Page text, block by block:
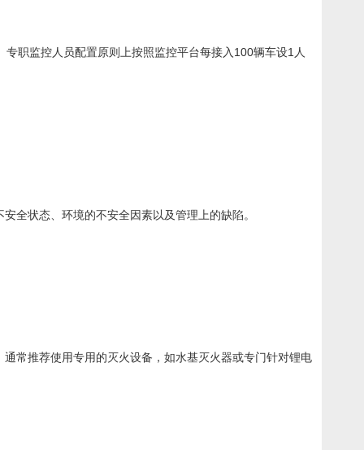
职监控人员配置原则上按照监控平台每接入100辆车设1人
全状态、环境的不安全因素以及管理上的缺陷。
常推荐使用专用的灭火设备，如水基灭火器或专门针对锂电